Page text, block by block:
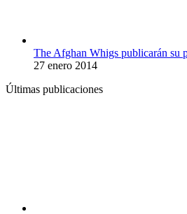
The Afghan Whigs publicarán su
27 enero 2014
Últimas publicaciones